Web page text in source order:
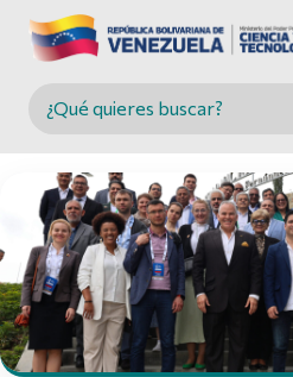
Buscar en MINCYT